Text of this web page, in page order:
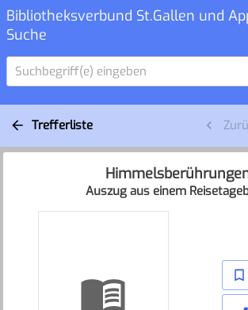
Bibliotheksverbund St.Gallen und
Suche
Suchbegriff(e) eingeben
Trefferliste
Auszug aus einem